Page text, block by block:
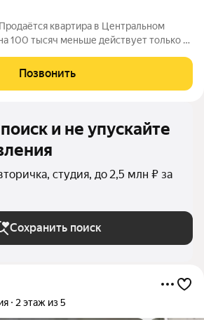
квартира в Центральном
100 тысяч меньше действует только в
для сдачи! Удобное расположение
Позвонить
и не упускайте
студия, до 2,5 млн ₽ за
Сохранить поиск
2 этаж из 5